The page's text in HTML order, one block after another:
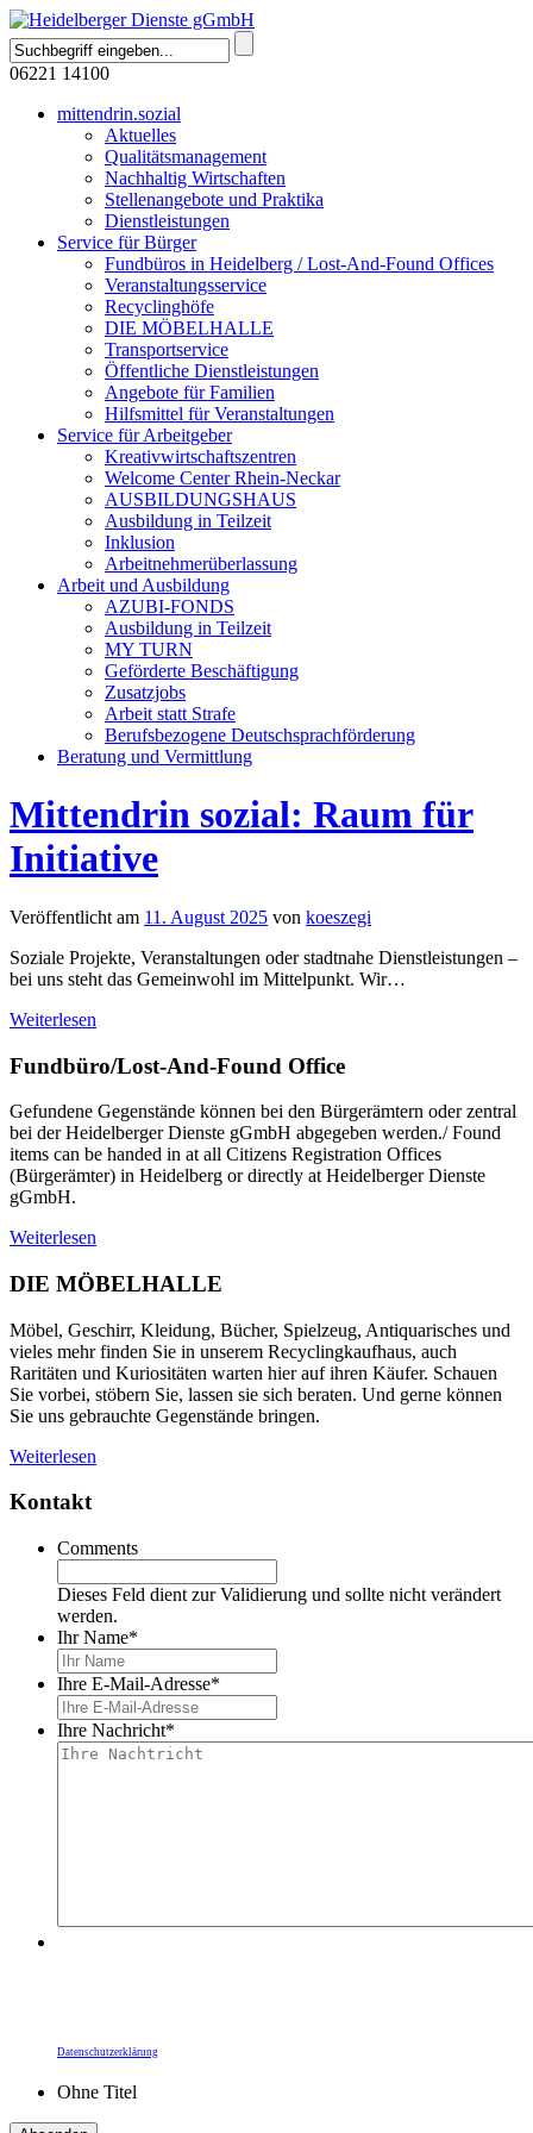
06221 14100
mittendrin.sozial
Aktuelles
Qualitätsmanagement
Nachhaltig Wirtschaften
Stellenangebote und Praktika
Dienstleistungen
Service für Bürger
Fundbüros in Heidelberg / Lost-And-Found Offices
Veranstaltungsservice
Recyclinghöfe
DIE MÖBELHALLE
Transportservice
Öffentliche Dienstleistungen
Angebote für Familien
Hilfsmittel für Veranstaltungen
Service für Arbeitgeber
Kreativwirtschaftszentren
Welcome Center Rhein-Neckar
AUSBILDUNGSHAUS
Ausbildung in Teilzeit
Inklusion
Arbeitnehmerüberlassung
Arbeit und Ausbildung
AZUBI-FONDS
Ausbildung in Teilzeit
MY TURN
Geförderte Beschäftigung
Zusatzjobs
Arbeit statt Strafe
Berufsbezogene Deutschsprachförderung
Beratung und Vermittlung
Mittendrin sozial: Raum für
Initiative
Veröffentlicht am 11. August 2025 von koeszegi
Soziale Projekte, Veranstaltungen oder stadtnahe Dienstleistungen –
bei uns steht das Gemeinwohl im Mittelpunkt. Wir…
Weiterlesen
Fundbüro/Lost-And-Found Office
Gefundene Gegenstände können bei den Bürgerämtern oder zentral
bei der Heidelberger Dienste gGmbH abgegeben werden./ Found
items can be handed in at all Citizens Registration Offices
(Bürgerämter) in Heidelberg or directly at Heidelberger Dienste
gGmbH.
Weiterlesen
DIE MÖBELHALLE
Möbel, Geschirr, Kleidung, Bücher, Spielzeug, Antiquarisches und
vieles mehr finden Sie in unserem Recyclingkaufhaus, auch
Raritäten und Kuriositäten warten hier auf ihren Käufer. Schauen
Sie vorbei, stöbern Sie, lassen sie sich beraten. Und gerne können
Sie uns gebrauchte Gegenstände bringen.
Weiterlesen
Kontakt
Comments
Dieses Feld dient zur Validierung und sollte nicht verändert
werden.
Ihr Name*
Ihre E-Mail-Adresse*
Ihre Nachricht*
Datenschutzerklärung
Ohne Titel